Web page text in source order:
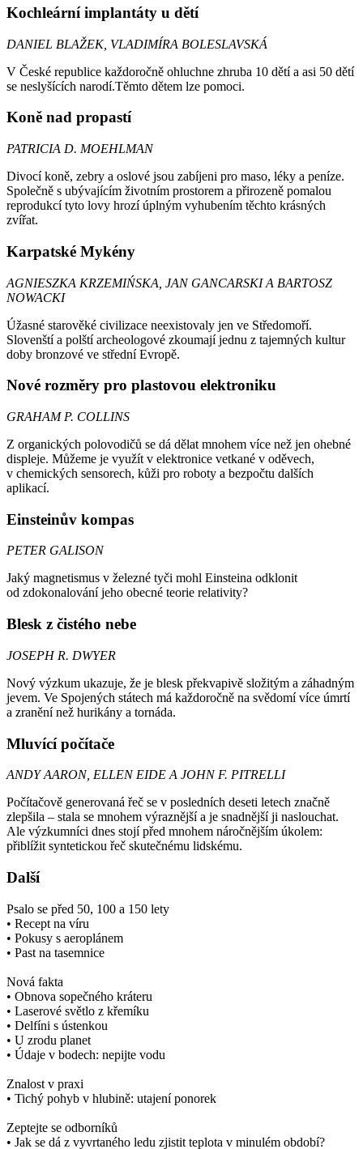
Kochleární implantáty u dětí
DANIEL BLAŽEK, VLADIMÍRA BOLESLAVSKÁ
V České republice každoročně ohluchne zhruba 10 dětí a asi 50 dětí
se neslyšících narodí.Těmto dětem lze pomoci.
Koně nad propastí
PATRICIA D. MOEHLMAN
Divocí koně, zebry a oslové jsou zabíjeni pro maso, léky a peníze.
Společně s ubývajícím životním prostorem a přirozeně pomalou
reprodukcí tyto lovy hrozí úplným vyhubením těchto krásných
zvířat.
Karpatské Mykény
AGNIESZKA KRZEMIŃSKA, JAN GANCARSKI A BARTOSZ
NOWACKI
Úžasné starověké civilizace neexistovaly jen ve Středomoří.
Slovenští a polští archeologové zkoumají jednu z tajemných kultur
doby bronzové ve střední Evropě.
Nové rozměry pro plastovou elektroniku
GRAHAM P. COLLINS
Z organických polovodičů se dá dělat mnohem více než jen ohebné
displeje. Můžeme je využít v elektronice vetkané v oděvech,
v chemických sensorech, kůži pro roboty a bezpočtu dalších
aplikací.
Einsteinův kompas
PETER GALISON
Jaký magnetismus v železné tyči mohl Einsteina odklonit
od zdokonalování jeho obecné teorie relativity?
Blesk z čistého nebe
JOSEPH R. DWYER
Nový výzkum ukazuje, že je blesk překvapivě složitým a záhadným
jevem. Ve Spojených státech má každoročně na svědomí více úmrtí
a zranění než hurikány a tornáda.
Mluvící počítače
ANDY AARON, ELLEN EIDE A JOHN F. PITRELLI
Počítačově generovaná řeč se v posledních deseti letech značně
zlepšila – stala se mnohem výraznější a je snadnější ji naslouchat.
Ale výzkumníci dnes stojí před mnohem náročnějším úkolem:
přiblížit syntetickou řeč skutečnému lidskému.
Další
Psalo se před 50, 100 a 150 lety
• Recept na víru
• Pokusy s aeroplánem
• Past na tasemnice
Nová fakta
• Obnova sopečného kráteru
• Laserové světlo z křemíku
• Delfíni s ústenkou
• U zrodu planet
• Údaje v bodech: nepijte vodu
Znalost v praxi
• Tichý pohyb v hlubině: utajení ponorek
Zeptejte se odborníků
• Jak se dá z vyvrtaného ledu zjistit teplota v minulém období?